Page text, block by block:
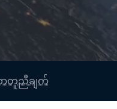
ာတူညီချက်